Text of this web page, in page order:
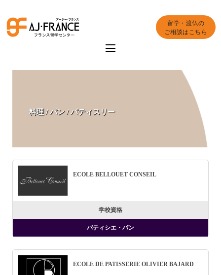
留学・渡仏の
ご相談はこちら
料理 / パン / パティスリー
ECOLE BELLOUET CONSEIL
学校資格
パティシエ・パン
ECOLE DE PATISSERIE OLIVIER BAJARD